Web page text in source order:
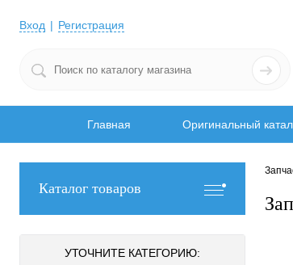
Вход Регистрация
Главная Оригинальный
Каталог товаров
УТОЧНИТЕ КАТЕГОРИЮ: